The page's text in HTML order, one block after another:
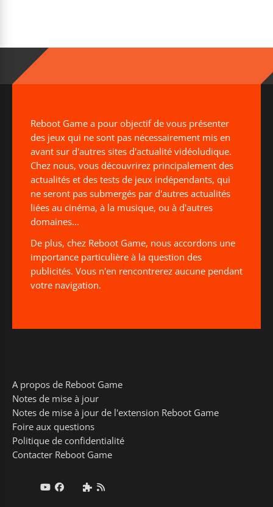
Reboot Game a pour objectif de vous présenter
des jeux qui ne sont pas nécessairement mis en
avant sur d'autres sites d'actualité vidéoludique.
Chez nous, vous découvrirez principalement des
actualités et des tests de jeux indépendants, qui
ne seront pas submergés par d'autres actualités
liées au cinéma, à la musique, ou à d'autres
domaines...
De plus, chez Reboot Game, nous accordons une
importance particulière à la question des
publicités. Vous n'en rencontrerez aucune pendant
votre navigation.
A propos de Reboot Game
Notes de mise à jour
Notes de mise à jour de l'extension Reboot Game
Foire aux questions
Politique de confidentialité
Contacter Reboot Game